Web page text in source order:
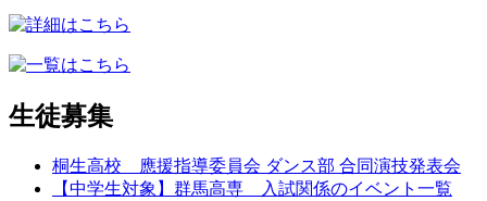
生徒募集
桐生高校 應援指導委員会 ダンス部 合同演技発表会
【中学生対象】群馬高専 入試関係のイベント一覧